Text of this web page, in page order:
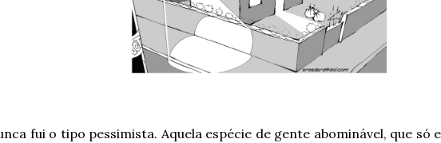
fui o tipo pessimista. Aquela espécie de gente abominável, que só